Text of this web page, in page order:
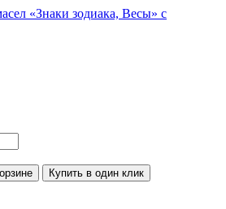
«Знаки зодиака, Весы» с
Купить в один клик